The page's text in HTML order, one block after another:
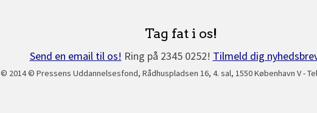
Tag fat i os!
Send en email til os! Ring på 2345 0252! Tilmeld dig
© 2014 © Pressens Uddannelsesfond, Rådhuspladsen 16, 4. sal, 1550 København V -